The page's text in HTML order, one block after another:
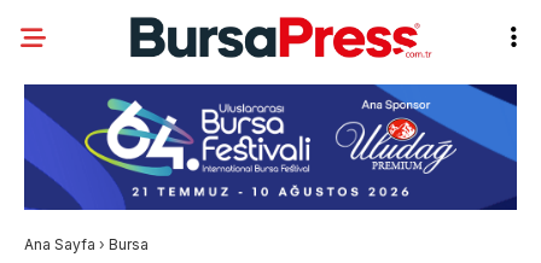
Ana Sayfa › Bursa